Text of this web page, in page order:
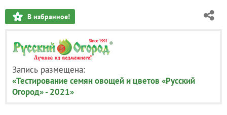
В избранное!
Запись размещена:
«Тестирование семян овощей и цветов «Русский
Огород» - 2021»